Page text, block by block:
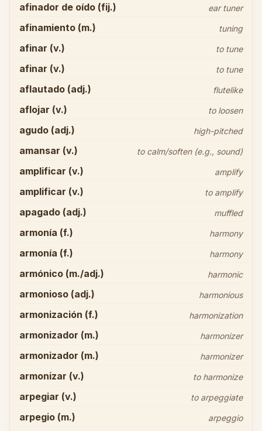
afinador de oído (fij.) ear tuner
afinamiento (m.) tuning
afinar (v.) to tune
afinar (v.) to tune
aflautado (adj.) flutelike
aflojar (v.) to loosen
agudo (adj.) high-pitched
amansar (v.) to calm/soften (e.g., sound)
amplificar (v.) amplify
amplificar (v.) to amplify
apagado (adj.) muffled
armonía (f.) harmony
armonía (f.) harmony
armónico (m./adj.) harmonic
armonioso (adj.) harmonious
armonización (f.) harmonization
armonizador (m.) harmonizer
armonizador (m.) harmonizer
armonizar (v.) to harmonize
arpegiar (v.) to arpeggiate
arpegio (m.) arpeggio